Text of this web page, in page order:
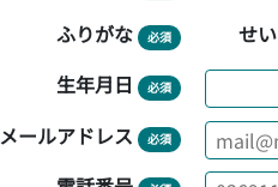
ふりがな
必須 せい
生年月日
必須
メールアドレス 必須